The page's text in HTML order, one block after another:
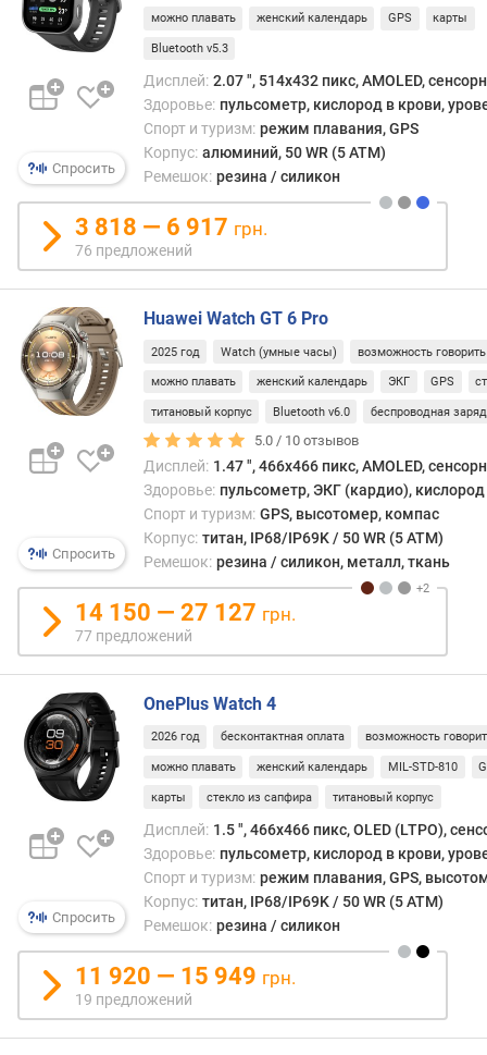
м
у
я
т
р
а
(
м
А
ч
в
р
е
м
р
а
т
ы
(
о
б
ы
н
ы
й
р
е
и
(
д
н
е
Спросить
можно плавать женский календарь GPS карты
Bluetooth v5.3
Дисплей: 2.07 ", 514x432 пикс, AMOLED,
Здоровье: пульсометр, кислород в крови,
Спорт и туризм: режим плавания, GPS
Корпус: алюминий, 50 WR (5 ATM)
Ремешок: резина / силикон
3 818 — 6 917 грн.
76 предложений
Спросить
Huawei Watch GT 6 Pro
2025 год Watch (умные часы) возможность говорить
можно плавать женский календарь ЭКГ GPS
титановый корпус Bluetooth v6.0 беспроводная
5.0 / 10 отзывов
Дисплей: 1.47 ", 466x466 пикс, AMOLED,
Здоровье: пульсометр, ЭКГ (кардио), кислород
Спорт и туризм: GPS, высотомер, компас
Корпус: титан, IP68/IP69K / 50 WR (5 ATM)
Ремешок: резина / силикон, металл, ткань
14 150 — 27 127 грн.
77 предложений
Спросить
OnePlus Watch 4
2026 год бесконтактная оплата возможность
можно плавать женский календарь MIL-STD-810
карты стекло из сапфира титановый корпус
Дисплей: 1.5 ", 466x466 пикс, OLED (LTPO),
Здоровье: пульсометр, кислород в крови,
Спорт и туризм: режим плавания, GPS,
Корпус: титан, IP68/IP69K / 50 WR (5 ATM)
Ремешок: резина / силикон
11 920 — 15 949 грн.
19 предложений